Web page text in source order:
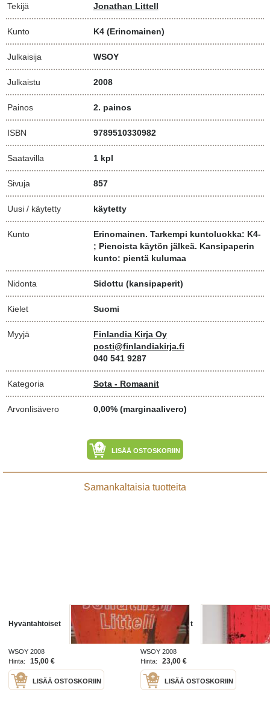
Tekijä Jonathan Littell
Kunto K4 (Erinomainen)
Julkaisija WSOY
Julkaistu 2008
Painos 2. painos
ISBN 9789510330982
Saatavilla 1 kpl
Sivuja 857
Uusi / käytetty käytetty
Kunto
Erinomainen. Tarkempi kuntoluokka: K4-
; Pienoista käytön jälkeä. Kansipaperin
kunto: pientä kulumaa
Nidonta Sidottu (kansipaperit)
Kielet Suomi
Myyjä
Finlandia Kirja Oy
posti@finlandiakirja.fi
040 541 9287
Kategoria Sota - Romaanit
Arvonlisävero 0,00% (marginaalivero)
LISÄÄ OSTOSKORIIN
Samankaltaisia tuotteita
Hyväntahtoiset
WSOY 2008
Hinta:
15,00 €
LISÄÄ OSTOSKORIIN
Hyväntahtoiset
WSOY 2008
Hinta:
23,00 €
LISÄÄ OSTOSKORIIN